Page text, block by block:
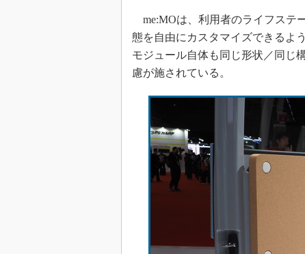
me:MOは、利用者のライフステ
態を自由にカスタマイズできるよ
モジュール自体も同じ形状／同じ
慮が施されている。